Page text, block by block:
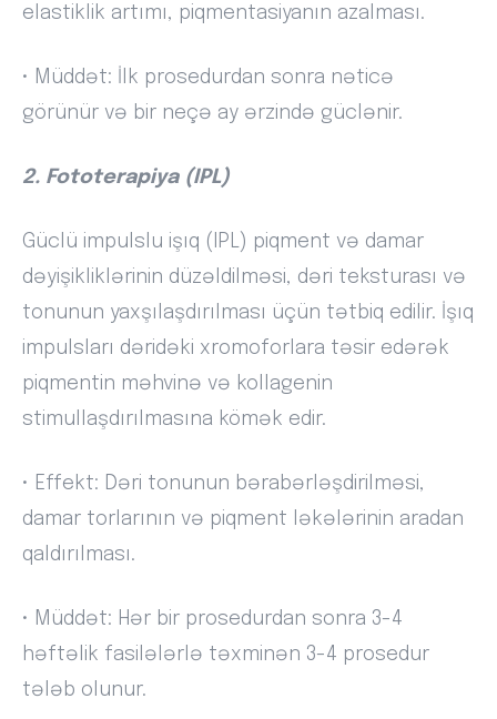
elastiklik artımı, piqmentasiyanın azalması.
• Müddət: İlk prosedurdan sonra nəticə
görünür və bir neçə ay ərzində güclənir.
2. Fototerapiya (IPL)
Güclü impulslu işıq (IPL) piqment və damar
dəyişikliklərinin düzəldilməsi, dəri teksturası və
tonunun yaxşılaşdırılması üçün tətbiq edilir. İşıq
impulsları dəridəki xromoforlara təsir edərək
piqmentin məhvinə və kollagenin
stimullaşdırılmasına kömək edir.
• Effekt: Dəri tonunun bərabərləşdirilməsi,
damar torlarının və piqment ləkələrinin aradan
qaldırılması.
• Müddət: Hər bir prosedurdan sonra 3-4
həftəlik fasilələrlə təxminən 3-4 prosedur
tələb olunur.